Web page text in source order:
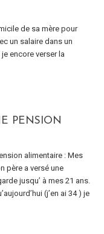
de sa mère pour
un salaire dans un
encore verser la
PENSION
alimentaire : Mes
père a versé une
jusqu’ à mes 21 ans.
(j’en ai 34 ) je